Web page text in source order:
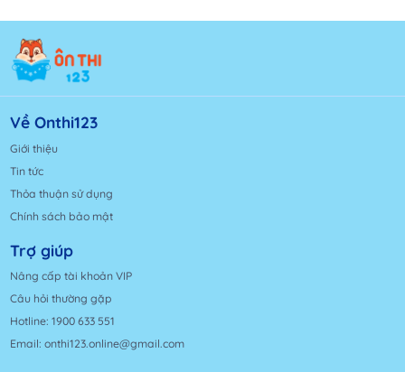
Về Onthi123
Giới thiệu
Tin tức
Thỏa thuận sử dụng
Chính sách bảo mật
Trợ giúp
Nâng cấp tài khoản VIP
Câu hỏi thường gặp
Hotline: 1900 633 551
Email: onthi123.online@gmail.com